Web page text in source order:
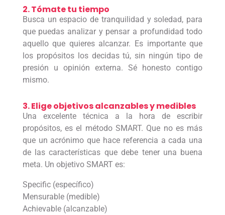
2. Tómate tu tiempo
Busca un espacio de tranquilidad y soledad, para
que puedas analizar y pensar a profundidad todo
aquello que quieres alcanzar. Es importante que
los propósitos los decidas tú, sin ningún tipo de
presión u opinión externa. Sé honesto contigo
mismo.
3. Elige objetivos alcanzables y medibles
Una excelente técnica a la hora de escribir
propósitos, es el método SMART. Que no es más
que un acrónimo que hace referencia a cada una
de las características que debe tener una buena
meta. Un objetivo SMART es:
Specific (específico)
Mensurable (medible)
Achievable (alcanzable)